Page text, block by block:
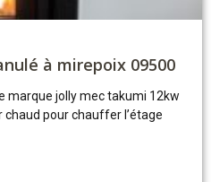
à mirepoix 09500
marque jolly mec takumi 12kw
chaud pour chauffer l’étage